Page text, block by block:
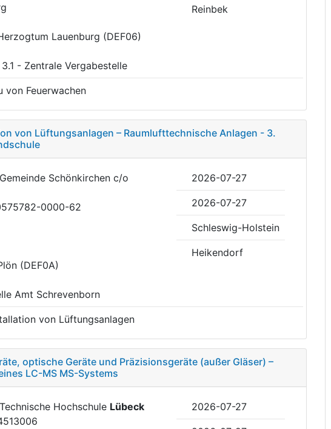
Lauenburg (DEF06)
- Zentrale Vergabestelle
Reinbek
von Feuerwachen
von Lüftungsanlagen – Raumlufttechnische Anlagen - 3.
Schönkirchen c/o
0000-62
(DEF0A)
Amt Schrevenborn
2026-07-27
2026-07-27
Schleswig-Holstein
Heikendorf
von Lüftungsanlagen
optische Geräte und Präzisionsgeräte (außer Gläser) –
LC-MS MS-Systems
Hochschule Lübeck
2026-07-27